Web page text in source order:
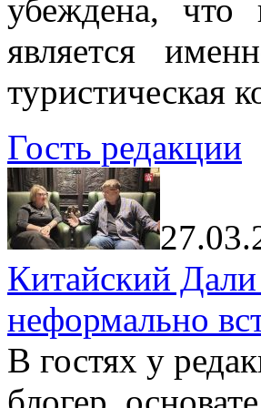
убеждена, что
является
туристическая
Гость редакции
Китайский
неформально
В гостях у